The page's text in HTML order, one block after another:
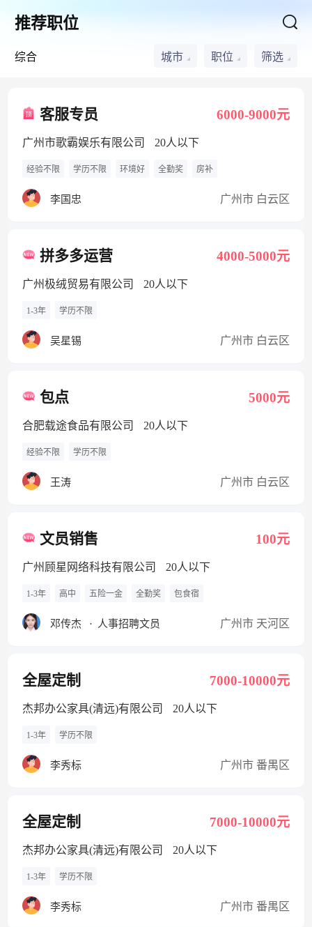
推荐职位
综合 城市 职位 筛选
客服专员 6000-9000元
广州市歌霸娱乐有限公司 20人以下
经验不限 学历不限 环境好 全勤奖 房补
李国忠 广州市 白云区
拼多多运营 4000-5000元
广州极绒贸易有限公司 20人以下
1-3年 学历不限
吴星锡 广州市 白云区
包点 5000元
合肥载途食品有限公司 20人以下
经验不限 学历不限
王涛 广州市 白云区
文员销售 100元
广州顾星网络科技有限公司 20人以下
1-3年 高中 五险一金 全勤奖 包食宿
邓传杰 · 人事招聘文员 广州市 天河区
全屋定制 7000-10000元
杰邦办公家具(清远)有限公司 20人以下
1-3年 学历不限
李秀标 广州市 番禺区
全屋定制 7000-10000元
杰邦办公家具(清远)有限公司 20人以下
1-3年 学历不限
李秀标 广州市 番禺区